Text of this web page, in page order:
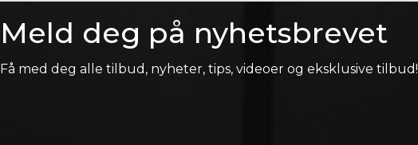
Meld deg på nyhetsbrevet
Få med deg alle tilbud, nyheter, tips, videoer og eksklusive tilbud!